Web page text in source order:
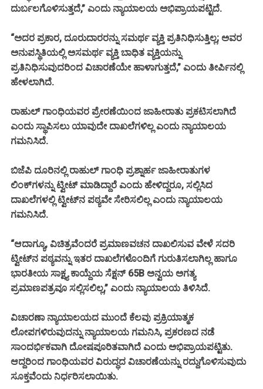
ದುರ್ಬಲಗೊಳಿಸುತ್ತದೆ,” ಎಂದು ನ್ಯಾಯಾಲಯ ಅಭಿಪ್ರಾಯಪಟ್ಟಿದೆ.
“ಅದರ ಪ್ರಕಾರ, ದೂರುದಾರರನ್ನು ಸಮರ್ಥ ವ್ಯಕ್ತಿ ಪ್ರತಿನಿಧಿಸುತ್ತಿಲ್ಲ; ಅವರ
ಅನುಪಸ್ಥಿತಿಯಲ್ಲಿ ಅಸಮರ್ಥ ವ್ಯಕ್ತಿ ಬಾಧಿತ ವ್ಯಕ್ತಿಯನ್ನು
ಪ್ರತಿನಿಧಿಸುವುದರಿಂದ ವಿಚಾರಣೆಯೇ ಹಾಳಾಗುತ್ತದೆ,” ಎಂದು ತೀರ್ಪಿನಲ್ಲಿ
ಹೇಳಲಾಗಿದೆ.
ರಾಹುಲ್ ಗಾಂಧಿಯವರ ಪ್ರೇರಣೆಯಿಂದ ಜಾಹೀರಾತು ಪ್ರಕಟಿಸಲಾಗಿದೆ
ಎಂದು ಸ್ಥಾಪಿಸಲು ಯಾವುದೇ ದಾಖಲೆಗಳಿಲ್ಲ ಎಂದು ನ್ಯಾಯಾಲಯ
ಗಮನಿಸಿದೆ.
ಬಿಜೆಪಿ ದೂರಿನಲ್ಲಿ ರಾಹುಲ್ ಗಾಂಧಿ ಪ್ರಶ್ನಾರ್ಹ ಜಾಹೀರಾತುಗಳ
ಲಿಂಕ್‌ಗಳನ್ನು ಟ್ವೀಟ್ ಮಾಡಿದ್ದಾರೆ ಎಂದು ಹೇಳಿದ್ದರೂ, ಸಲ್ಲಿಸಿದ
ದಾಖಲೆಗಳಲ್ಲಿ ಟ್ವೀಟ್‌ನ ಪಠ್ಯವೇ ಸೇರಿಸಲಿಲ್ಲ ಎಂದು ನ್ಯಾಯಾಲಯ
ಗಮನಿಸಿದೆ.
“ಆದಾಗ್ಯೂ, ವಿಚಿತ್ರವೆಂದರೆ ಪ್ರಮಾಣವಚನ ದಾಖಲಿಸುವ ವೇಳೆ ಸದರಿ
ಟ್ವೀಟ್‌ನ ಪಠ್ಯವನ್ನು ಇತರ ದಾಖಲೆಗಳೊಂದಿಗೆ ಗುರುತಿಸಲಾಗಿಲ್ಲ ಹಾಗೂ
ಭಾರತೀಯ ಸಾಕ್ಷ್ಯ ಕಾಯ್ದೆಯ ಸೆಕ್ಷನ್ 65B ಅನ್ವಯ ಅಗತ್ಯ
ಪ್ರಮಾಣಪತ್ರವೂ ಸಲ್ಲಿಸಲಿಲ್ಲ,” ಎಂದು ನ್ಯಾಯಾಲಯ ತಿಳಿಸಿದೆ.
ವಿಚಾರಣಾ ನ್ಯಾಯಾಲಯದ ಮುಂದೆ ಕೆಲವು ಪ್ರಕ್ರಿಯಾತ್ಮಕ
ಲೋಪಗಳಿರುವುದನ್ನು ನ್ಯಾಯಾಲಯ ಗಮನಿಸಿ, ಪ್ರಕರಣದ ನಡೆ
ಸಾಂದರ್ಭಿಕವಾಗಿ ದೋಷಪೂರಿತವಾಗಿದೆ ಎಂದು ಅಭಿಪ್ರಾಯಪಟ್ಟಿತು.
ಆದ್ದರಿಂದ ಗಾಂಧಿಯವರ ವಿರುದ್ಧದ ವಿಚಾರಣೆಯನ್ನು ರದ್ದುಗೊಳಿಸುವುದು
ಸೂಕ್ತವೆಂದು ನಿರ್ಧರಿಸಲಾಯಿತು.